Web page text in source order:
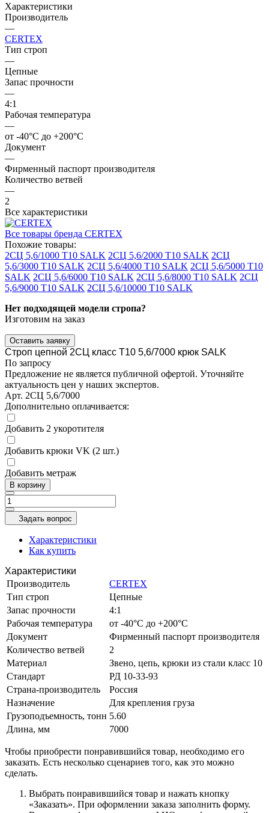
Характеристики
Производитель
—
CERTEX
Тип строп
—
Цепные
Запас прочности
—
4:1
Рабочая температура
—
от -40°C до +200°C
Документ
—
Фирменный паспорт производителя
Количество ветвей
—
2
Все характеристики
Все товары бренда CERTEX
Похожие товары:
2СЦ 5,6/1000 Т10 SALK 2СЦ 5,6/2000 Т10 SALK 2СЦ
5,6/3000 Т10 SALK 2СЦ 5,6/4000 Т10 SALK 2СЦ 5,6/5000 Т10
SALK 2СЦ 5,6/6000 Т10 SALK 2СЦ 5,6/8000 Т10 SALK 2СЦ
5,6/9000 Т10 SALK 2СЦ 5,6/10000 Т10 SALK
Нет подходящей модели стропа?
Изготовим на заказ
Оставить заявку
Строп цепной 2СЦ класс Т10 5,6/7000 крюк SALK
По запросу
Предложение не является публичной офертой. Уточняйте
актуальность цен у наших экспертов.
Арт. 2СЦ 5,6/7000
Дополнительно оплачивается:
Добавить 2 укоротителя
Добавить крюки VK (2 шт.)
Добавить метраж
В корзину
Задать вопрос
Характеристики
Как купить
Характеристики
Производитель
CERTEX
Тип строп
Цепные
Запас прочности
4:1
Рабочая температура
от -40°C до +200°C
Документ
Фирменный паспорт производителя
Количество ветвей
2
Материал
Звено, цепь, крюки из стали класс 10
Стандарт
РД 10-33-93
Страна-производитель
Россия
Назначение
Для крепления груза
Грузоподъемность, тонн 5.60
Длина, мм
7000
Чтобы приобрести понравившийся товар, необходимо его
заказать. Есть несколько сценариев того, как это можно
сделать.
Выбрать понравившийся товар и нажать кнопку
«Заказать». При оформлении заказа заполнить форму.